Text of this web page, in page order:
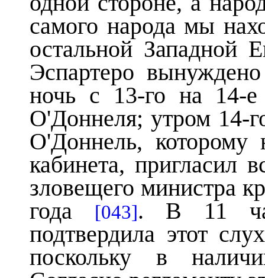
самого народа мы
остальной Западной
Эспартеро
ночь с 13-го на 14-
О'Доннеля; утром 14-
О'Доннель, которому
кабинета, пригласил
зловещего министра
года
[043]. В 11
подтвердила этот
поскольку в